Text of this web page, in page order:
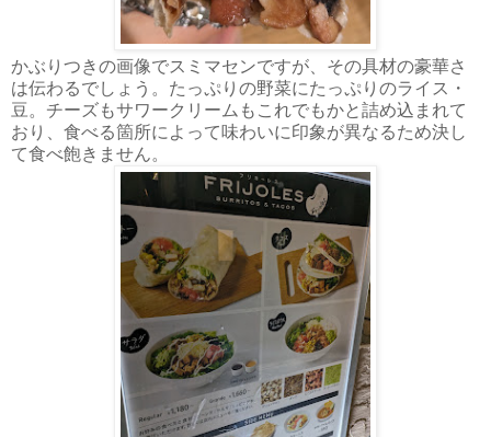
かぶりつきの画像でスミマセンですが、その具材の豪華さ
は伝わるでしょう。たっぷりの野菜にたっぷりのライス・
豆。チーズもサワークリームもこれでもかと詰め込まれて
おり、食べる箇所によって味わいに印象が異なるため決し
て食べ飽きません。